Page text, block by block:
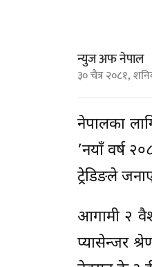
न्युज अफ नेपाल
३० चैत्र २०८१,
नेपालका
’नयाँ वर्ष
ट्रेडिङले
आगामी २
प्यासेन्जर